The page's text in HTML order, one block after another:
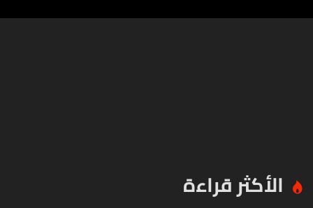
الأكثر قراءة